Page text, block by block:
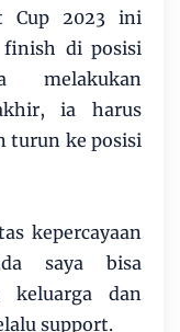
Cup 2023 ini
finish di posisi
melakukan
ia harus
turun ke posisi
kepercayaan
saya bisa
keluarga dan
support.